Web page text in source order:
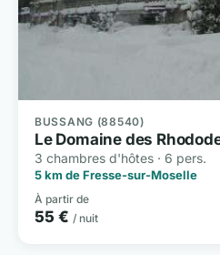
BUSSANG (88540)
Le Domaine des
3 chambres d'hôtes · 6 pers.
5 km de Fresse-sur-Moselle
À partir de
55 € / nuit